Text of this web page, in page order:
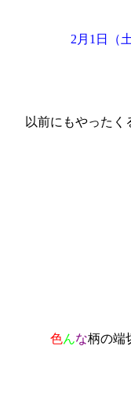
2月1日（土
以前にもやったく
色んな柄の端